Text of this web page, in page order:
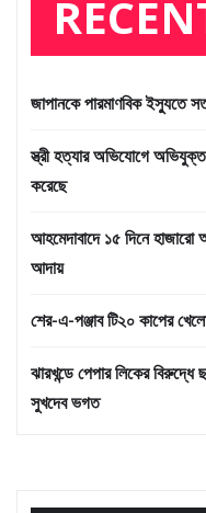
জাপানকে পারমাণবিক ইস্যুতে
স্ত্রী হত্যার অভিযোগে
করেছে
আহমেদাবাদে ১৫ দিনে
আদায়
শের-এ-পঞ্জাব টি২০ কাপের
ঝারখন্ডে পেপার লিকের
সুখদেব ভগত